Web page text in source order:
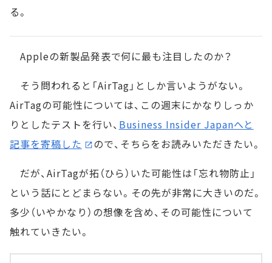
る。
Appleの新製品発表で何に最も注目したのか？
そう問われると「AirTag」としか言いようがない。
AirTagの可能性については、この週末にかなりしっか
りとしたテストを行い、 Business Insider Japanへと
記事を寄稿した
ので、そちらをお読みいただきたい。
だが、AirTagが拓（ひら）いた可能性は「忘れ物防止」
という話にとどまらない。その先が非常に大きいのだ。
多少（いやかなり）の想像を含め、その可能性について
触れていきたい。